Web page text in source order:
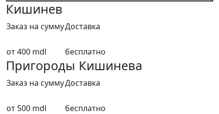
Кишинев
Заказ на суммуДоставка
от 400 mdl бесплатно
Пригороды Кишинева
Заказ на суммуДоставка
от 500 mdl бесплатно